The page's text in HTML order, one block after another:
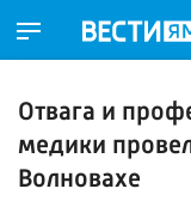
Отвага и
медики
Волновахе